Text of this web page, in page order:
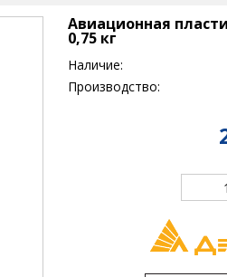
Авиационная
0,75 кг
Наличие:
Производство: